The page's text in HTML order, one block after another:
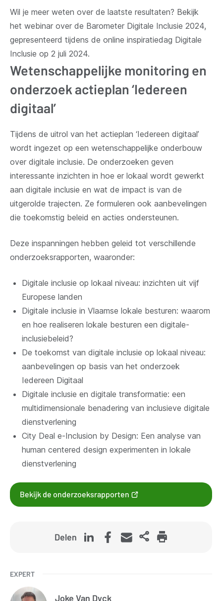
Wil je meer weten over de laatste resultaten? Bekijk
het webinar over de Barometer Digitale Inclusie 2024,
gepresenteerd tijdens de online inspiratiedag Digitale
Inclusie op 2 juli 2024.
Wetenschappelijke monitoring en
onderzoek actieplan ‘Iedereen
digitaal’
Tijdens de uitrol van het actieplan ‘Iedereen digitaal’
wordt ingezet op een wetenschappelijke onderbouw
over digitale inclusie. De onderzoeken geven
interessante inzichten in hoe er lokaal wordt gewerkt
aan digitale inclusie en wat de impact is van de
uitgerolde trajecten. Ze formuleren ook aanbevelingen
die toekomstig beleid en acties ondersteunen.
Deze inspanningen hebben geleid tot verschillende
onderzoeksrapporten, waaronder:
Digitale inclusie op lokaal niveau: inzichten uit vijf
Europese landen
Digitale inclusie in Vlaamse lokale besturen: waarom
en hoe realiseren lokale besturen een digitale-
inclusiebeleid?
De toekomst van digitale inclusie op lokaal niveau:
aanbevelingen op basis van het onderzoek
Iedereen Digitaal
Digitale inclusie en digitale transformatie: een
multidimensionale benadering van inclusieve digitale
dienstverlening
City Deal e-Inclusion by Design: Een analyse van
human centered design experimenten in lokale
dienstverlening
Bekijk de onderzoeksrapporten
nieuw
Delen
EXPERT
Joke Van Dyck